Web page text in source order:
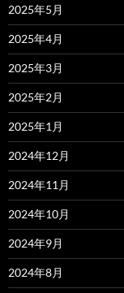
2025年5月
2025年4月
2025年3月
2025年2月
2025年1月
2024年12月
2024年11月
2024年10月
2024年9月
2024年8月